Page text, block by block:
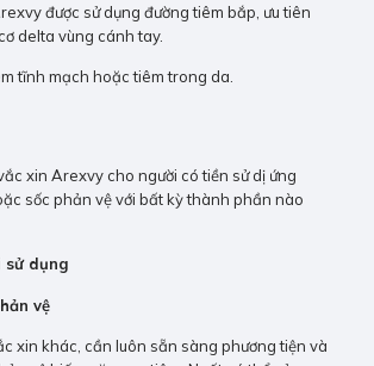
được sử dụng đường tiêm bắp, ưu tiên
delta vùng cánh tay.
tĩnh mạch hoặc tiêm trong da.
xin Arexvy cho người có tiền sử dị ứng
sốc phản vệ với bất kỳ thành phần nào
dụng
vệ
xin khác, cần luôn sẵn sàng phương tiện và